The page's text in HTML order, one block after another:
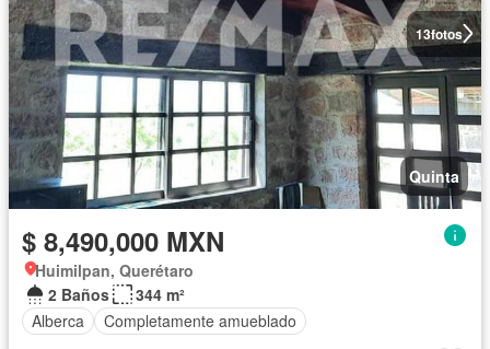
13fotos
Quinta
$ 8,490,000 MXN
Huimilpan, Querétaro
2 Baños
344 m²
Alberca
Completamente amueblado